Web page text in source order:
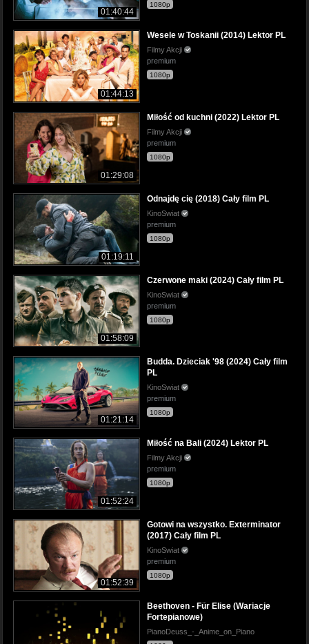
01:40:44
1080p
01:44:13
Wesele w Toskanii (2014) Lektor PL
Filmy Akcji
premium
1080p
01:29:08
Miłość od kuchni (2022) Lektor PL
Filmy Akcji
premium
1080p
01:19:11
Odnajdę cię (2018) Cały film PL
KinoSwiat
premium
1080p
01:58:09
Czerwone maki (2024) Cały film PL
KinoSwiat
premium
1080p
01:21:14
Budda. Dzieciak '98 (2024) Cały film
PL
KinoSwiat
premium
1080p
01:52:24
Miłość na Bali (2024) Lektor PL
Filmy Akcji
premium
1080p
01:52:39
Gotowi na wszystko. Exterminator
(2017) Cały film PL
KinoSwiat
premium
1080p
Beethoven - Für Elise (Wariacje
Fortepianowe)
PianoDeuss_-_Anime_on_Piano